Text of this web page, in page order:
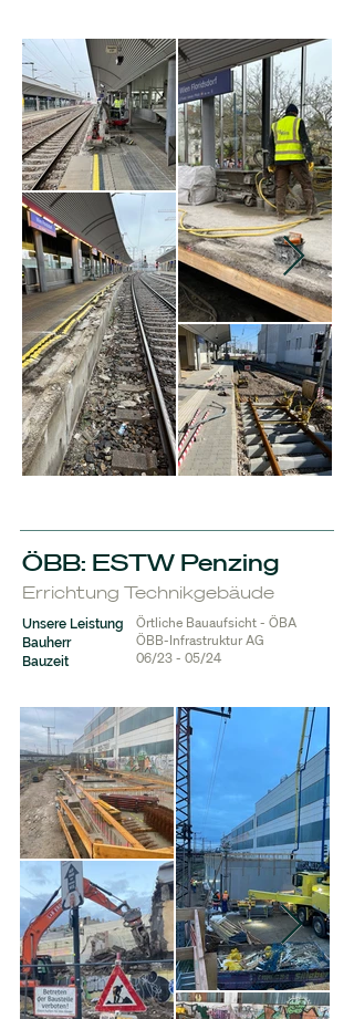
ÖBB: ESTW Penzing
Errichtung Technikgebäude
Unsere Leistung
Bauherr
Bauzeit
Örtliche Bauaufsicht - ÖBA
ÖBB-Infrastruktur AG
06/23 - 05/24